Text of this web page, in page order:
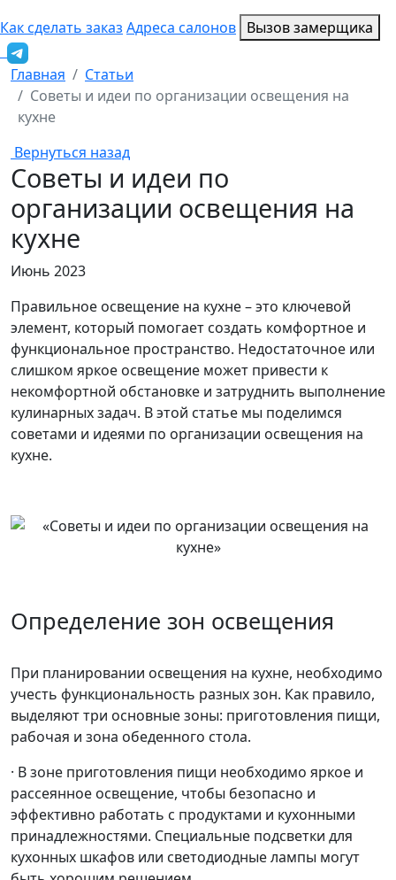
Как сделать заказ Адреса салонов Вызов замерщика
Главная
Статьи
Советы и идеи по организации освещения на
кухне
Вернуться назад
Советы и идеи по
организации освещения на
кухне
Июнь 2023
Правильное освещение на кухне – это ключевой
элемент, который помогает создать комфортное и
функциональное пространство. Недостаточное или
слишком яркое освещение может привести к
некомфортной обстановке и затруднить выполнение
кулинарных задач. В этой статье мы поделимся
советами и идеями по организации освещения на
кухне.
Определение зон освещения
При планировании освещения на кухне, необходимо
учесть функциональность разных зон. Как правило,
выделяют три основные зоны: приготовления пищи,
рабочая и зона обеденного стола.
· В зоне приготовления пищи необходимо яркое и
рассеянное освещение, чтобы безопасно и
эффективно работать с продуктами и кухонными
принадлежностями. Специальные подсветки для
кухонных шкафов или светодиодные лампы могут